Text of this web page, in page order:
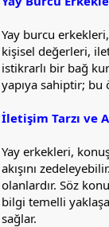
Yay burcu
kişisel değerleri,
istikrarlı bir bağ
yapıya sahiptir;
İletişim Tarzı ve
Yay erkekleri,
akışını
olanlardır. Söz
bilgi temelli
sağlar.